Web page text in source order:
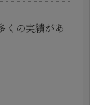
くの実績があ